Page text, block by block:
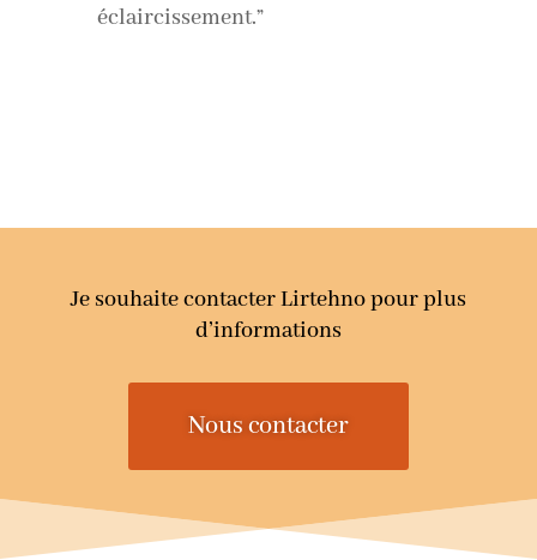
éclaircissement.”
Je souhaite contacter Lirtehno pour plus
d’informations
Nous contacter